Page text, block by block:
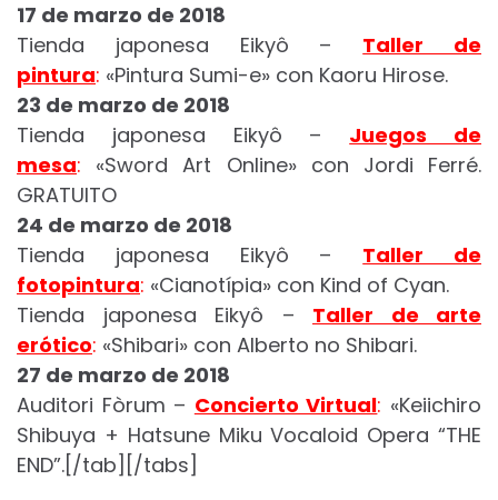
17 de marzo de 2018
Tienda japonesa Eikyô – Taller de
pintura: «Pintura Sumi-e» con Kaoru Hirose.
23 de marzo de 2018
Tienda japonesa Eikyô – Juegos de
mesa: «Sword Art Online» con Jordi Ferré.
GRATUITO
24 de marzo de 2018
Tienda japonesa Eikyô – Taller de
fotopintura: «Cianotípia» con Kind of Cyan.
Tienda japonesa Eikyô – Taller de arte
erótico: «Shibari» con Alberto no Shibari.
27 de marzo de 2018
Auditori Fòrum – Concierto Virtual: «Keiichiro
Shibuya + Hatsune Miku Vocaloid Opera “THE
END”.[/tab][/tabs]